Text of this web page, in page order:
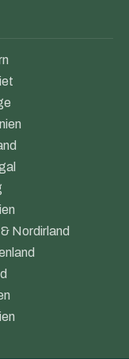
Nordirland